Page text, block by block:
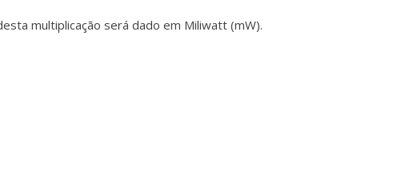
multiplicação será dado em Miliwatt (mW).